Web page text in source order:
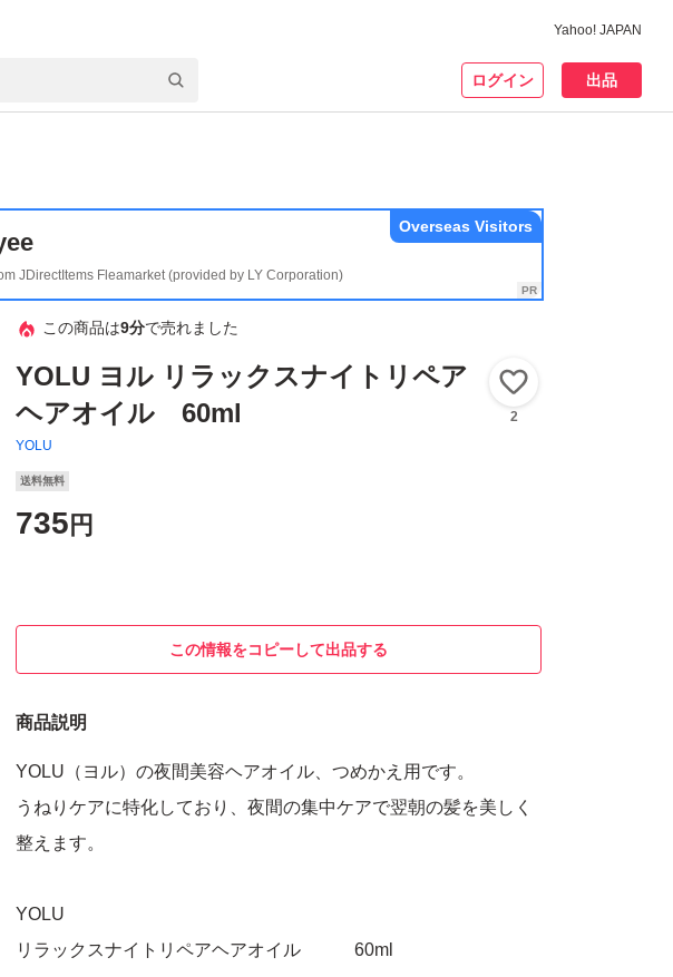
Yahoo! JAPAN
ログイン 出品
JDirectItems Fleamarket (provided by LY Corporation)
Overseas Visitors
この商品は9分で売れました
YOLU ヨル リラックスナイトリペア
ヘアオイル 60ml
YOLU
2
送料無料
735 円
この情報をコピーして出品する
商品説明
YOLU（ヨル）の夜間美容ヘアオイル、つめかえ用です。
うねりケアに特化しており、夜間の集中ケアで翌朝の髪を美しく
整えます。
YOLU
リラックスナイトリペアヘアオイル 60ml